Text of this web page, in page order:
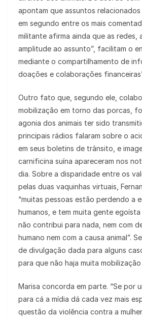
apontam que assuntos
em segundo entre os mais
militante afirma ainda que as redes,
amplitude ao assunto”, facilitam o
mediante o compartilhamento de
doações e colaborações
Outro fato que, segundo ele,
mobilização em torno das porcas,
agonia dos animais ter sido
principais rádios falaram sobre o
em seus boletins de trânsito, e
carnificina suína apareceram nos
dia. Sobre a disparidade entre os
pelas duas vaquinhas virtuais,
“muitas pessoas estão perdendo a
humanos, e tem muita gente egoísta
não contribui para nada, nem com
humano nem com a causa animal”.
de divulgação dada para alguns
para que não haja muita
Marisa concorda em parte. “Se por
para cá a mídia dá cada vez mais
questão da violência contra a